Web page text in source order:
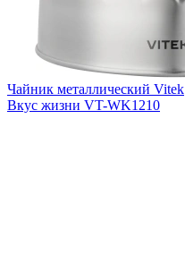
Чайник металлический Vitek
Вкус жизни VT-WK1210